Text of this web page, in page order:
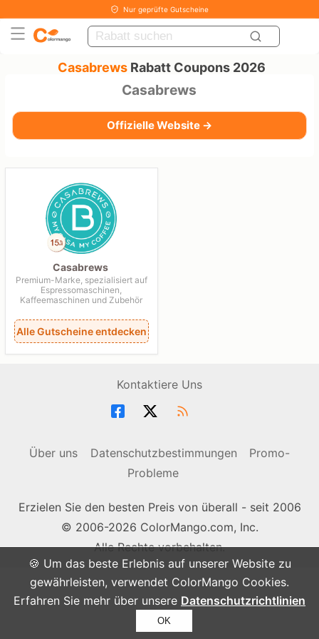
🍪 Um das beste Erlebnis auf unserer Website zu
gewährleisten, verwendet ColorMango Cookies.
Erfahren Sie mehr über unsere Datenschutzrichtlinien
OK
Nur geprüfte Gutscheine
Casabrews Rabatt Coupons 2026
Casabrews
Offizielle Website →
Casabrews
Premium-Marke, spezialisiert auf
Espressomaschinen,
Kaffeemaschinen und Zubehör
Alle Gutscheine entdecken
Kontaktiere Uns
Über uns Datenschutzbestimmungen
Promo-
Probleme
Erzielen Sie den besten Preis von überall - seit 2006
© 2006-2026 ColorMango.com, Inc.
Alle Rechte vorbehalten.